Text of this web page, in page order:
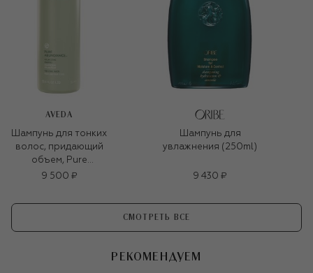
AVEDA
Шампунь для тонких
волос, придающий
объем, Pure
Abundance™
9 500 ₽
Шампунь для
увлажнения (250ml)
9 430 ₽
СМОТРЕТЬ ВСЕ
РЕКОМЕНДУЕМ